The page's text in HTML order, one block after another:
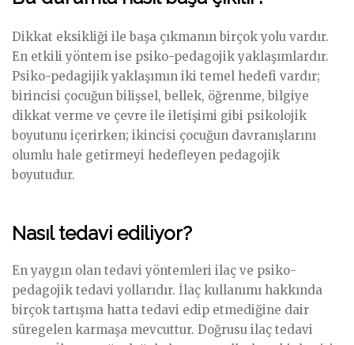
Dikkat eksikliği ile başa çıkmanın birçok yolu vardır.
En etkili yöntem ise psiko-pedagojik yaklaşımlardır.
Psiko-pedagijik yaklaşımın iki temel hedefi vardır;
birincisi çocuğun bilişsel, bellek, öğrenme, bilgiye
dikkat verme ve çevre ile iletişimi gibi psikolojik
boyutunu içerirken; ikincisi çocuğun davranışlarını
olumlu hale getirmeyi hedefleyen pedagojik
boyutudur.
Nasıl tedavi ediliyor?
En yaygın olan tedavi yöntemleri ilaç ve psiko-
pedagojik tedavi yollarıdır. İlaç kullanımı hakkında
birçok tartışma hatta tedavi edip etmediğine dair
süregelen karmaşa mevcuttur. Doğrusu ilaç tedavi